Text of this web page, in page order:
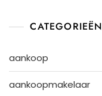
CATEGORIEËN
aankoop
aankoopmakelaar